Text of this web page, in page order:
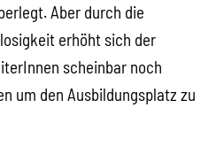
Aber durch die
erhöht sich der
scheinbar noch
um den Ausbildungsplatz zu